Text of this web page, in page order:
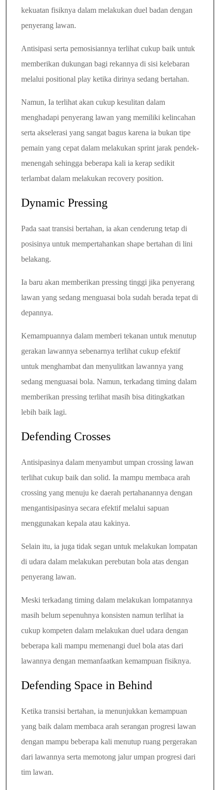
kekuatan fisiknya dalam melakukan duel badan dengan
penyerang lawan.
Antisipasi serta pemosisiannya terlihat cukup baik untuk
memberikan dukungan bagi rekannya di sisi kelebaran
melalui positional play ketika dirinya sedang bertahan.
Namun, Ia terlihat akan cukup kesulitan dalam
menghadapi penyerang lawan yang memiliki kelincahan
serta akselerasi yang sangat bagus karena ia bukan tipe
pemain yang cepat dalam melakukan sprint jarak pendek-
menengah sehingga beberapa kali ia kerap sedikit
terlambat dalam melakukan recovery position.
Dynamic Pressing
Pada saat transisi bertahan, ia akan cenderung tetap di
posisinya untuk mempertahankan shape bertahan di lini
belakang.
Ia baru akan memberikan pressing tinggi jika penyerang
lawan yang sedang menguasai bola sudah berada tepat di
depannya.
Kemampuannya dalam memberi tekanan untuk menutup
gerakan lawannya sebenarnya terlihat cukup efektif
untuk menghambat dan menyulitkan lawannya yang
sedang menguasai bola. Namun, terkadang timing dalam
memberikan pressing terlihat masih bisa ditingkatkan
lebih baik lagi.
Defending Crosses
Antisipasinya dalam menyambut umpan crossing lawan
terlihat cukup baik dan solid. Ia mampu membaca arah
crossing yang menuju ke daerah pertahanannya dengan
mengantisipasinya secara efektif melalui sapuan
menggunakan kepala atau kakinya.
Selain itu, ia juga tidak segan untuk melakukan lompatan
di udara dalam melakukan perebutan bola atas dengan
penyerang lawan.
Meski terkadang timing dalam melakukan lompatannya
masih belum sepenuhnya konsisten namun terlihat ia
cukup kompeten dalam melakukan duel udara dengan
beberapa kali mampu memenangi duel bola atas dari
lawannya dengan memanfaatkan kemampuan fisiknya.
Defending Space in Behind
Ketika transisi bertahan, ia menunjukkan kemampuan
yang baik dalam membaca arah serangan progresi lawan
dengan mampu beberapa kali menutup ruang pergerakan
dari lawannya serta memotong jalur umpan progresi dari
tim lawan.